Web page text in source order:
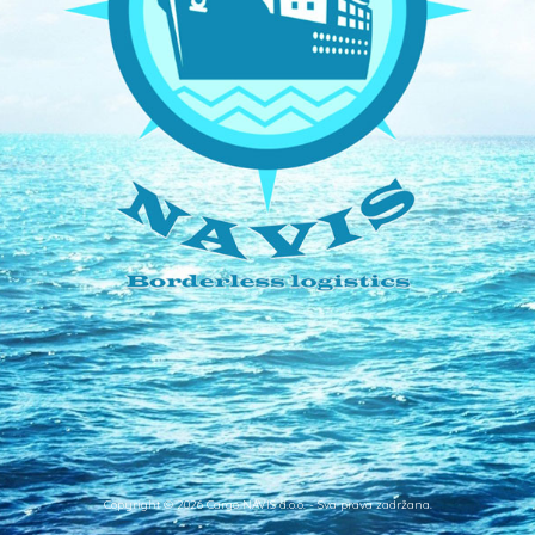
Copyright ©2026 Cargo NAVIS d.o.o. - Sva prava zadržana.